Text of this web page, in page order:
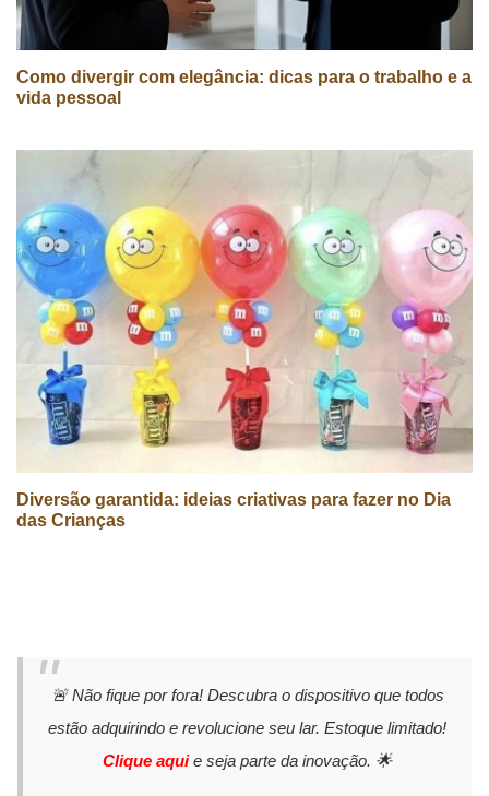
Como divergir com elegância: dicas para o trabalho e a
vida pessoal
Diversão garantida: ideias criativas para fazer no Dia
das Crianças
🚨 Não fique por fora! Descubra o dispositivo que todos
estão adquirindo e revolucione seu lar. Estoque limitado!
Clique aquie seja parte da inovação. 🌟